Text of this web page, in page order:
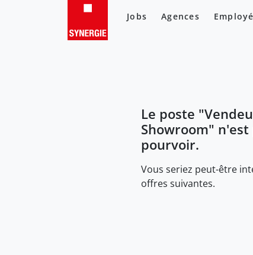
Jobs Agences
Le poste "
Showroom" n'est
pourvoir.
Vous seriez peut-être
offres suivantes.